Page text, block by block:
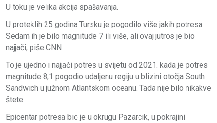
U toku je velika akcija spašavanja.
U proteklih 25 godina Tursku je pogodilo više jakih potresa.
Sedam ih je bilo magnitude 7 ili više, ali ovaj jutros je bio
najjači, piše CNN.
To je ujedno i najjači potres u svijetu od 2021. kada je potres
magnitude 8,1 pogodio udaljenu regiju u blizini otočja South
Sandwich u južnom Atlantskom oceanu. Tada nije bilo nikakve
štete.
Epicentar potresa bio je u okrugu Pazarcik, u pokrajini